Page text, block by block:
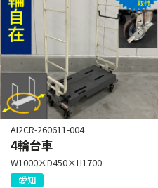
AI2CR-260611-004
4輪台車
W1000×D450×H1700
愛知